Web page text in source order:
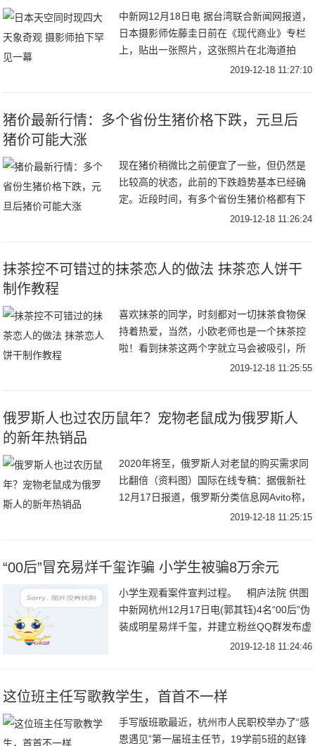
中新网12月18日电 据台湾联合新闻网报道，
日本摄影师佐藤圭日前在《现代商业》专栏
上，贴出一张照片，这张照片在北海道拍
摄，捕捉了四个气象奇观同时出现在一片天
2019-12-18 11:27:10
猪价最新行情：多个省份生猪价格下跌，元旦后
猪价可能大涨
现在猪价稍微比之前便宜了一些，但仍然是
比较高的状态，此前的下跌趋势基本已经确
定。近段时间，有多个省份生猪价格都有下
跌，差不多有23个省份，但据了解元旦后猪
2019-12-18 11:26:24
抹茶控不可错过的抹茶恋人的做法 抹茶恋人饼干
制作教程
喜欢抹茶的同学，时刻都对一切抹茶食物保
持着热爱，当然，小欧老师也是一个抹茶控
啦！看到抹茶这两个字就立马会被吸引，所
以今天给你们推荐这款饼干小点心，名字也
2019-12-18 11:25:55
俄罗斯人也过农历鼠年？宠物老鼠成为俄罗斯人
的新年热销品
2020年将至，俄罗斯人对老鼠的购买需求同
比翻倍（资料图）国际在线专稿：据俄新社
12月17日报道，俄罗斯分类信息网Avito称，
新年将至，俄罗斯人对象征着2020年的动物
2019-12-18 11:25:15
“00后”冒充易烊千玺诈骗 小学生被骗8万余元
小学生观看案件宣判过程。 桐庐法院 供图
中新网杭州12月17日电(郭其钰)4名“00后”伪
装成明星易烊千玺，并建立粉丝QQ群发布虚
假信息进行诈骗，先后骗取两名小学生8万余
2019-12-18 11:24:46
这位班主任写歌教学生，首首不一样
手写版班歌最近，杭州市人民职校举办了“感
恩遇见”第一届班主任节，19学前5班的赵锋